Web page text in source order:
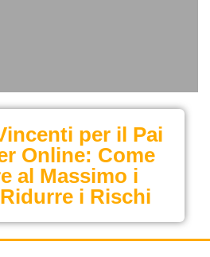
per il Pai
Online: Come
al Massimo i
i Rischi